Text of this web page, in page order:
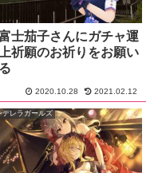
士茄子さんにガチャ運
祈願のお祈りをお願い
2020.10.28 2021.02.12
デレラガールズ